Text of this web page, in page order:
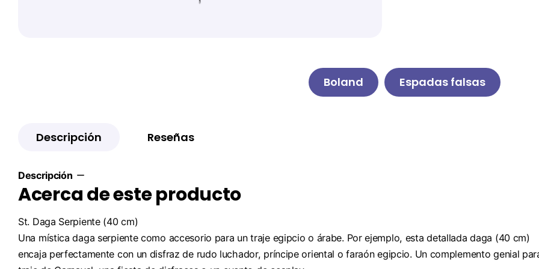
Boland Espadas falsas
Descripción Reseñas
Descripción
Acerca de este producto
St. Daga Serpiente (40 cm)
Una mística daga serpiente como accesorio para un traje egipcio o árabe. Por ejemplo, esta detallada daga (40 cm)
encaja perfectamente con un disfraz de rudo luchador, príncipe oriental o faraón egipcio. Un complemento genial